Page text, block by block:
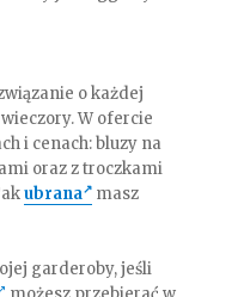
o każdej
W ofercie
i cenach: bluzy na
oraz z troczkami
ubrana
masz
garderoby, jeśli